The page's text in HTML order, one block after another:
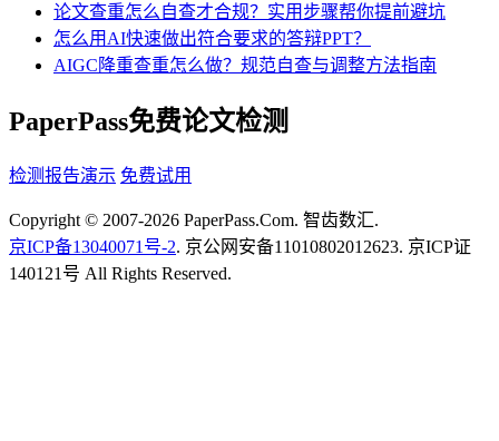
论文查重怎么自查才合规？实用步骤帮你提前避坑
怎么用AI快速做出符合要求的答辩PPT？
AIGC降重查重怎么做？规范自查与调整方法指南
PaperPass免费论文检测
检测报告演示 免费试用
Copyright © 2007-2026 PaperPass.Com. 智齿数汇.
京ICP备13040071号-2. 京公网安备11010802012623. 京ICP证
140121号 All Rights Reserved.